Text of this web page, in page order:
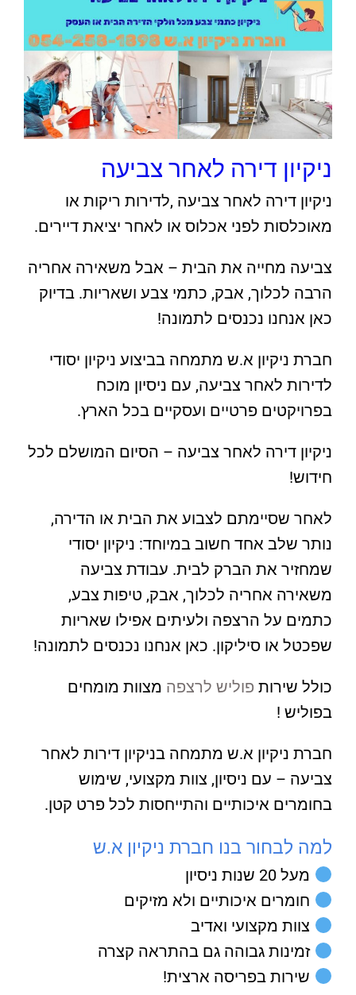
ניקיון דירה לאחר צביעה
ניקיון דירה לאחר צביעה ,לדירות ריקות או
מאוכלסות לפני אכלוס או לאחר יציאת דיירים.
צביעה מחייה את הבית – אבל משאירה אחריה
הרבה לכלוך, אבק, כתמי צבע ושאריות. בדיוק
כאן אנחנו נכנסים לתמונה!
חברת ניקיון א.ש מתמחה בביצוע ניקיון יסודי
לדירות לאחר צביעה, עם ניסיון מוכח
בפרויקטים פרטיים ועסקיים בכל הארץ.
ניקיון דירה לאחר צביעה – הסיום המושלם לכל
חידוש!
לאחר שסיימתם לצבוע את הבית או הדירה,
נותר שלב אחד חשוב במיוחד: ניקיון יסודי
שמחזיר את הברק לבית. עבודת צביעה
משאירה אחריה לכלוך, אבק, טיפות צבע,
כתמים על הרצפה ולעיתים אפילו שאריות
שפכטל או סיליקון. כאן אנחנו נכנסים לתמונה!
כולל שירות פוליש לרצפה מצוות מומחים
בפוליש !
חברת ניקיון א.ש מתמחה בניקיון דירות לאחר
צביעה – עם ניסיון, צוות מקצועי, שימוש
בחומרים איכותיים והתייחסות לכל פרט קטן.
למה לבחור בנו חברת ניקיון א.ש
מעל 20 שנות ניסיון
חומרים איכותיים ולא מזיקים
צוות מקצועי ואדיב
זמינות גבוהה גם בהתראה קצרה
שירות בפריסה ארצית!